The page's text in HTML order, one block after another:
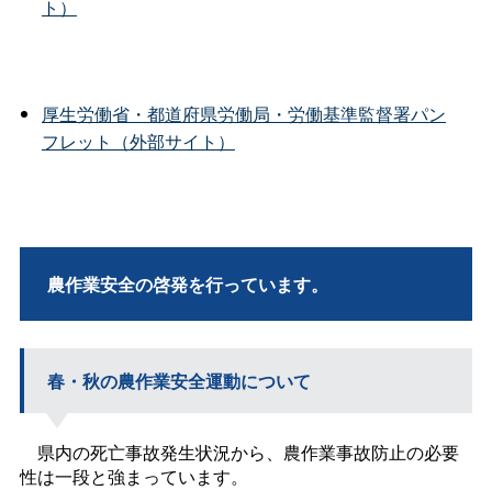
ト）
厚生労働省・都道府県労働局・労働基準監督署パン
フレット（外部サイト）
農作業安全の啓発を行っています。
春・秋の農作業安全運動について
県内の死亡事故発生状況から、農作業事故防止の必要
性は一段と強まっています。